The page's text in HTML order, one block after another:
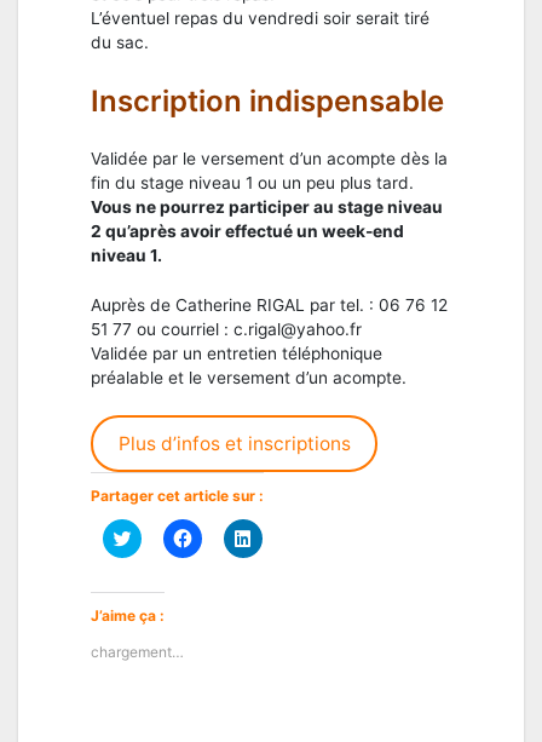
L’éventuel repas du vendredi soir serait tiré
du sac.
Inscription indispensable
Validée par le versement d’un acompte dès la
fin du stage niveau 1 ou un peu plus tard.
Vous ne pourrez participer au stage niveau
2 qu’après avoir effectué un week-end
niveau 1.
Auprès de Catherine RIGAL par tel. : 06 76 12
51 77 ou courriel : c.rigal@yahoo.fr
Validée par un entretien téléphonique
préalable et le versement d’un acompte.
Plus d’infos et inscriptions
Partager cet article sur :
Cliquez
pour
Twitter(ouvre
dans
une
nouvelle
fenêtre)
Cliquez
pour
Cliquez
pour
J’aime ça :
chargement…